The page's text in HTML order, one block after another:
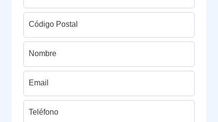
Código Postal
Nombre
Email
Teléfono